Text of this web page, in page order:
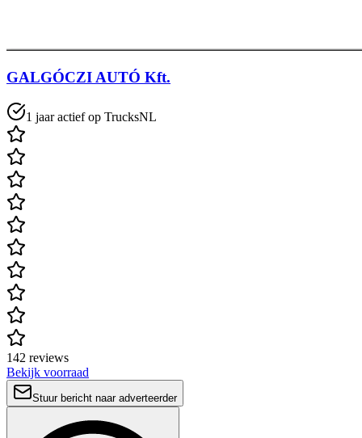
GALGÓCZI AUTÓ Kft.
1 jaar actief op TrucksNL
142 reviews
Bekijk voorraad
Stuur bericht naar adverteerder